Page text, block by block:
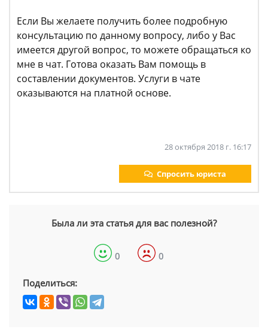
Если Вы желаете получить более подробную
консультацию по данному вопросу, либо у Вас
имеется другой вопрос, то можете обращаться ко
мне в чат. Готова оказать Вам помощь в
составлении документов. Услуги в чате
оказываются на платной основе.
28 октября 2018 г. 16:17
Спросить юриста
Была ли эта статья для вас полезной?
0 0
Поделиться: